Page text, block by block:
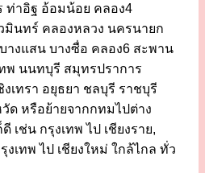
ท่าอิฐ อ้อมน้อย คลอง4
มินทร์ คลองหลวง นครนายก
งแสน บางซื่อ คลอง6 สะพาน
พ นนทบุรี สมุทรปราการ
เทรา อยุธยา ชลบุรี ราชบุรี
ด หรือย้ายจากกทมไปต่าง
เช่น กรุงเทพ ไป เชียงราย,
งเทพ ไป เชียงใหม่ ใกล้ไกล ทั่ว